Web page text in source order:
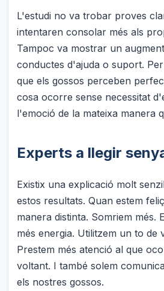
L'estudi no va trobar proves
intentaren consolar més als
Tampoc va mostrar un
conductes d'ajuda o suport.
que els gossos perceben
cosa ocorre sense necessitat
l'emoció de la mateixa manera
Experts a llegir
Existix una explicació molt
estos resultats. Quan estem
manera distinta. Somriem més.
més energia. Utilitzem un to de
Prestem més atenció al que
voltant. I també solem
els nostres gossos.